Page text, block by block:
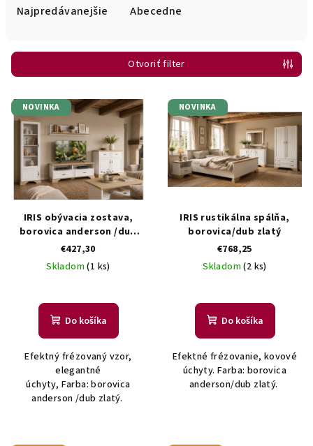
e
r
o
k
Najpredávanejšie Abecedne
Otvoriť filter
V
ý
p
NOVINKA
IRIS obývacia zostava,
borovica anderson /dub
zlatý.
€427,30
Skladom(1 ks)
Do košíka
Efektný frézovaný vzor,
elegantné
úchyty, Farba: borovica
anderson /dub zlatý.
NOVINKA
IRIS rustikálna spálňa,
borovica/dub zlatý
€768,25
Skladom(2 ks)
Do košíka
Efektné frézovanie, kovové
úchyty. Farba: borovica
anderson/dub zlatý.